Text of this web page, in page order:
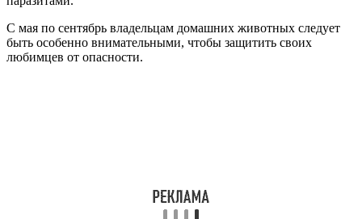
С мая по сентябрь владельцам домашних животных следует
быть особенно внимательными, чтобы защитить своих
любимцев от опасности.